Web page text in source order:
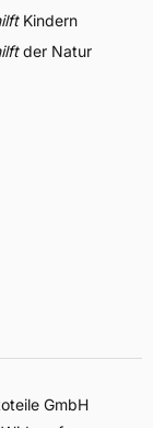
Kindern
der Natur
GmbH